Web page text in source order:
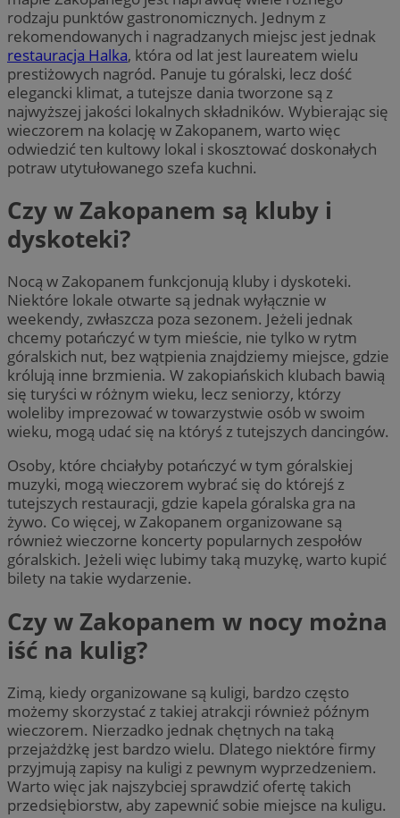
rodzaju punktów gastronomicznych. Jednym z
rekomendowanych i nagradzanych miejsc jest jednak
restauracja Halka, która od lat jest laureatem wielu
prestiżowych nagród. Panuje tu góralski, lecz dość
elegancki klimat, a tutejsze dania tworzone są z
najwyższej jakości lokalnych składników. Wybierając się
wieczorem na kolację w Zakopanem, warto więc
odwiedzić ten kultowy lokal i skosztować doskonałych
potraw utytułowanego szefa kuchni.
Czy w Zakopanem są kluby i
dyskoteki?
Nocą w Zakopanem funkcjonują kluby i dyskoteki.
Niektóre lokale otwarte są jednak wyłącznie w
weekendy, zwłaszcza poza sezonem. Jeżeli jednak
chcemy potańczyć w tym mieście, nie tylko w rytm
góralskich nut, bez wątpienia znajdziemy miejsce, gdzie
królują inne brzmienia. W zakopiańskich klubach bawią
się turyści w różnym wieku, lecz seniorzy, którzy
woleliby imprezować w towarzystwie osób w swoim
wieku, mogą udać się na któryś z tutejszych dancingów.
Osoby, które chciałyby potańczyć w tym góralskiej
muzyki, mogą wieczorem wybrać się do którejś z
tutejszych restauracji, gdzie kapela góralska gra na
żywo. Co więcej, w Zakopanem organizowane są
również wieczorne koncerty popularnych zespołów
góralskich. Jeżeli więc lubimy taką muzykę, warto kupić
bilety na takie wydarzenie.
Czy w Zakopanem w nocy można
iść na kulig?
Zimą, kiedy organizowane są kuligi, bardzo często
możemy skorzystać z takiej atrakcji również późnym
wieczorem. Nierzadko jednak chętnych na taką
przejażdżkę jest bardzo wielu. Dlatego niektóre firmy
przyjmują zapisy na kuligi z pewnym wyprzedzeniem.
Warto więc jak najszybciej sprawdzić ofertę takich
przedsiębiorstw, aby zapewnić sobie miejsce na kuligu.